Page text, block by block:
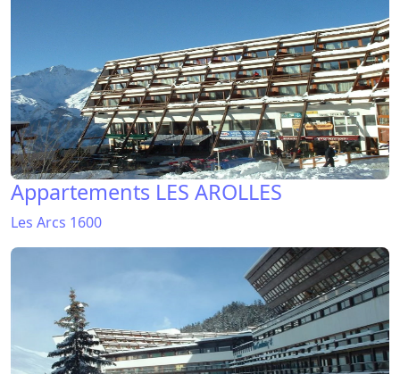
Appartements LES AROLLES
Les Arcs 1600